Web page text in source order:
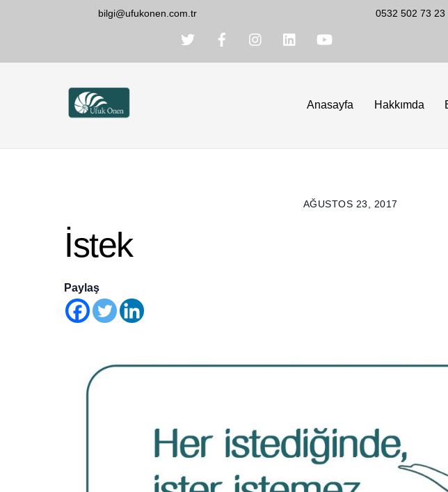
bilgi@ufukonen.com.tr 0532 502 73 23
Anasayfa Hakkımda
AĞUSTOS 23, 2017
İstek
Paylaş